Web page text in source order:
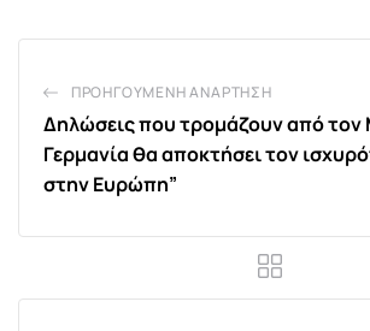
ΠΡΟΗΓΟΎΜΕΝΗ ΑΝΆΡΤΗΣΗ
Δηλώσεις που τρομάζουν από τον
Γερμανία θα αποκτήσει τον
στην Ευρώπη”